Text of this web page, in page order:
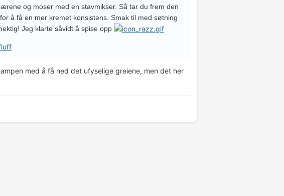
og moser med en stavmikser. Så tar du frem den
å få en mer kremet konsistens. Smak til med søtning
Jeg klarte såvidt å spise opp
med å få ned det ufyselige greiene, men det her